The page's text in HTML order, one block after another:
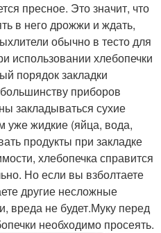
пресное. Это значит, что
в него дрожжи и ждать,
обычно в тесто для
использовании хлебопечки
порядок закладки
приборов
закладываться сухие
уже жидкие (яйца, вода,
продукты при закладке
хлебопечка справится
Но если вы взболтаете
другие несложные
вреда не будет.Муку перед
необходимо просеять.